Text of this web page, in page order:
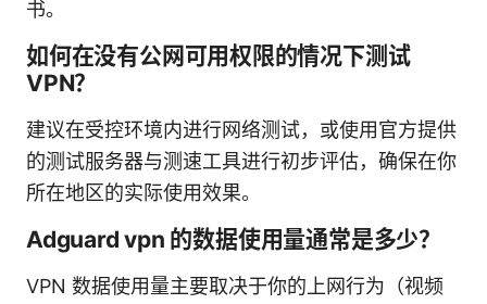
书。
如何在没有公网可用权限的情况下测试
VPN？
建议在受控环境内进行网络测试，或使用官方提供
的测试服务器与测速工具进行初步评估，确保在你
所在地区的实际使用效果。
Adguard vpn 的数据使用量通常是多少？
VPN 数据使用量主要取决于你的上网行为（视频